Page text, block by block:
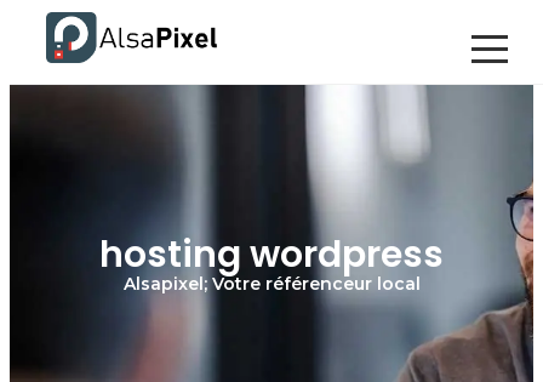
hosting wordpress
Alsapixel; Votre référenceur local